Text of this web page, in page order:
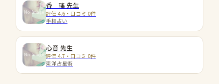
香 瑤 先生
評価 4.6・口コミ 0件
手相占い
心音 先生
評価 4.7・口コミ 0件
東洋占星術